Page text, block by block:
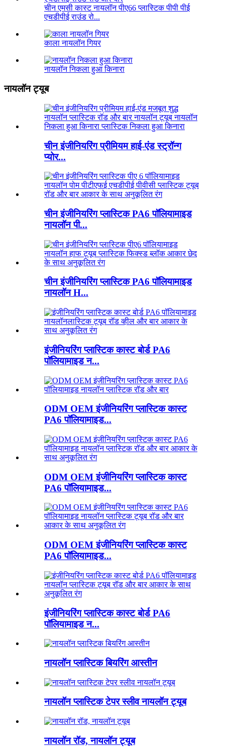
चीन एमसी कास्ट नायलॉन पीए66 प्लास्टिक पीपी पीई
एचडीपीई राउंड रो...
काला नायलॉन गियर
नायलॉन निकला हुआ किनारा
नायलॉन ट्यूब
चीन इंजीनियरिंग प्रीमियम हाई-एंड स्ट्रॉन्ग
प्योर...
चीन इंजीनियरिंग प्लास्टिक PA6 पॉलियामाइड
नायलॉन पी...
चीन इंजीनियरिंग प्लास्टिक PA6 पॉलियामाइड
नायलॉन H...
इंजीनियरिंग प्लास्टिक कास्ट बोर्ड PA6
पॉलियामाइड न...
ODM OEM इंजीनियरिंग प्लास्टिक कास्ट
PA6 पॉलियामाइड...
ODM OEM इंजीनियरिंग प्लास्टिक कास्ट
PA6 पॉलियामाइड...
ODM OEM इंजीनियरिंग प्लास्टिक कास्ट
PA6 पॉलियामाइड...
इंजीनियरिंग प्लास्टिक कास्ट बोर्ड PA6
पॉलियामाइड न...
नायलॉन प्लास्टिक बियरिंग आस्तीन
नायलॉन प्लास्टिक टेपर स्लीव नायलॉन ट्यूब
नायलॉन रॉड, नायलॉन ट्यूब